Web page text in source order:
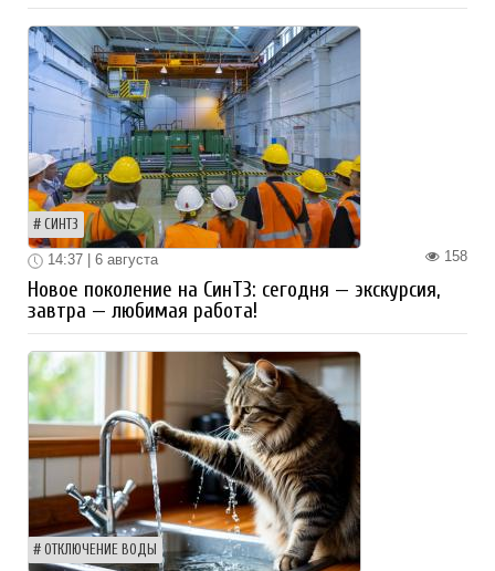
СИНТЗ
158
14:37 | 6 августа
Новое поколение на СинТЗ: сегодня — экскурсия,
завтра — любимая работа!
ОТКЛЮЧЕНИЕ ВОДЫ